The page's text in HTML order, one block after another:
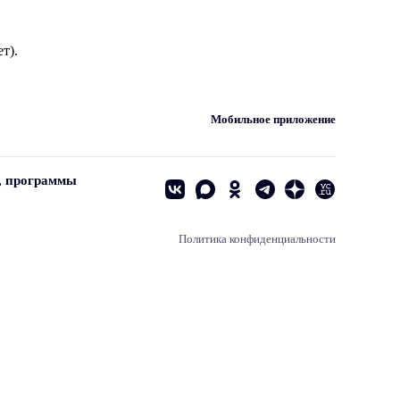
Мобильное приложение
программы
Политика конфиденциальности